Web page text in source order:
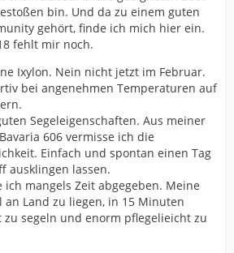
bin. Und da zu einem guten
gehört, finde ich mich hier ein.
fehlt mir noch.
Ixylon. Nein nicht jetzt im Februar.
bei angenehmen Temperaturen auf
Segeleigenschaften. Aus meiner
606 vermisse ich die
Einfach und spontan einen Tag
ausklingen lassen.
ich mangels Zeit abgegeben. Meine
an Land zu liegen, in 15 Minuten
zu segeln und enorm pflegelieicht zu